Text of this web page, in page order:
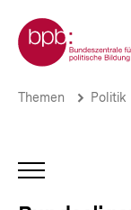
zum
Seiteninhalt
springen
Zur Startseite der bpb
Das
Bundesliga:
Spielfeld
Themen Politik